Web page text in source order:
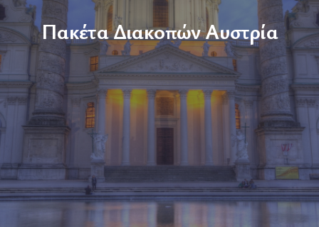
Πακέτα Διακοπών Αυστρία